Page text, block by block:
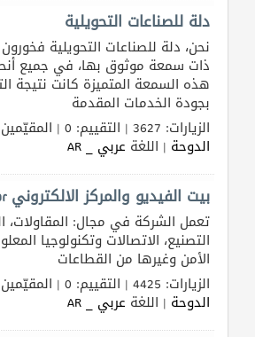
دلة للصناعات التحويلية
نحن، دلة للصناعات التحويلية فخورون
ذات سمعة موثوق بها، في جميع
هذه السمعة المتميزة كانت نتيجة
بجودة الخدمات المقدمة
الزيارات: 3627 | التقييم: 0 | المقيّمين: 0 | المدينة
الدوحة | اللغة عربي _ AR
بيت الفيديو والمركز الالكتروني jumbo qatar
تعمل الشركة في مجال: المقاولات،
التصنيع، الاتصالات وتكنولوجيا
الأمن وغيرها من القطاعات
الزيارات: 4425 | التقييم: 0 | المقيّمين: 0 | المدينة
الدوحة | اللغة عربي _ AR